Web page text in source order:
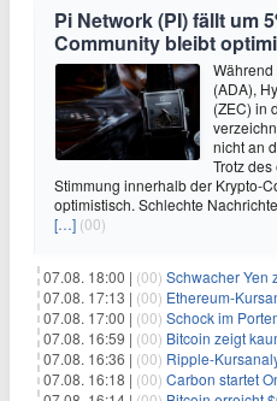
Pi Network (PI) fällt um
Community bleibt
(ADA),
(ZEC) in
nicht an
Trotz
Stimmung innerhalb der Krypto-
optimistisch. Schlechte
[…] (00)
07.08. 18:00 | (00) Schwacher Yen zwingt
07.08. 17:13 | (00) Ethereum-Kursanalyse: Kann
07.08. 17:00 | (00) Schock im Portemonnaie:
07.08. 16:59 | (00) Bitcoin zeigt kaum Bewegung nach
07.08. 16:36 | (00) Ripple-Kursanalyse: Wie tief kann
07.08. 16:18 | (00) Carbon startet On-Chain-